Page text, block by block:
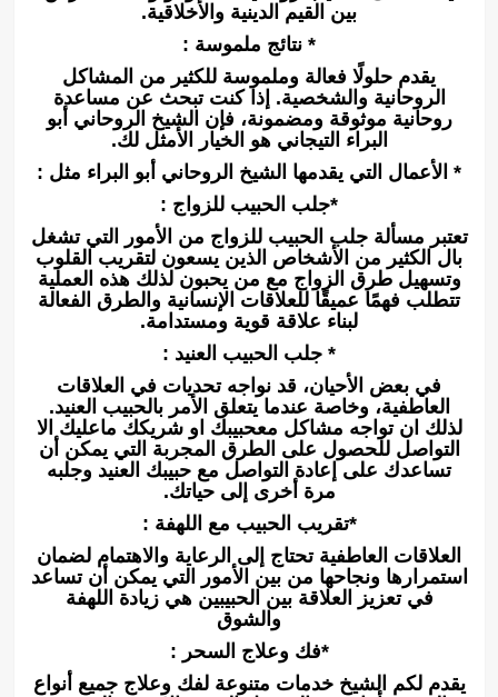
بين القيم الدينية والأخلاقية.
* نتائج ملموسة :
يقدم حلولًا فعالة وملموسة للكثير من المشاكل
الروحانية والشخصية. إذا كنت تبحث عن مساعدة
روحانية موثوقة ومضمونة، فإن الشيخ الروحاني أبو
البراء التيجاني هو الخيار الأمثل لك.
* الأعمال التي يقدمها الشيخ الروحاني أبو البراء مثل :
*جلب الحبيب للزواج :
تعتبر مسألة جلب الحبيب للزواج من الأمور التي تشغل
بال الكثير من الأشخاص الذين يسعون لتقريب القلوب
وتسهيل طرق الزواج مع من يحبون لذلك هذه العملية
تتطلب فهمًا عميقًا للعلاقات الإنسانية والطرق الفعالة
لبناء علاقة قوية ومستدامة.
* جلب الحبيب العنيد :
في بعض الأحيان، قد نواجه تحديات في العلاقات
العاطفية، وخاصة عندما يتعلق الأمر بالحبيب العنيد.
لذلك ان تواجه مشاكل معحبيبك او شريكك ماعليك الا
التواصل للحصول على الطرق المجربة التي يمكن أن
تساعدك على إعادة التواصل مع حبيبك العنيد وجلبه
مرة أخرى إلى حياتك.
*تقريب الحبيب مع اللهفة :
العلاقات العاطفية تحتاج إلى الرعاية والاهتمام لضمان
استمرارها ونجاحها من بين الأمور التي يمكن أن تساعد
في تعزيز العلاقة بين الحبيبين هي زيادة اللهفة
والشوق
*فك وعلاج السحر :
يقدم لكم الشيخ خدمات متنوعة لفك وعلاج جميع أنواع